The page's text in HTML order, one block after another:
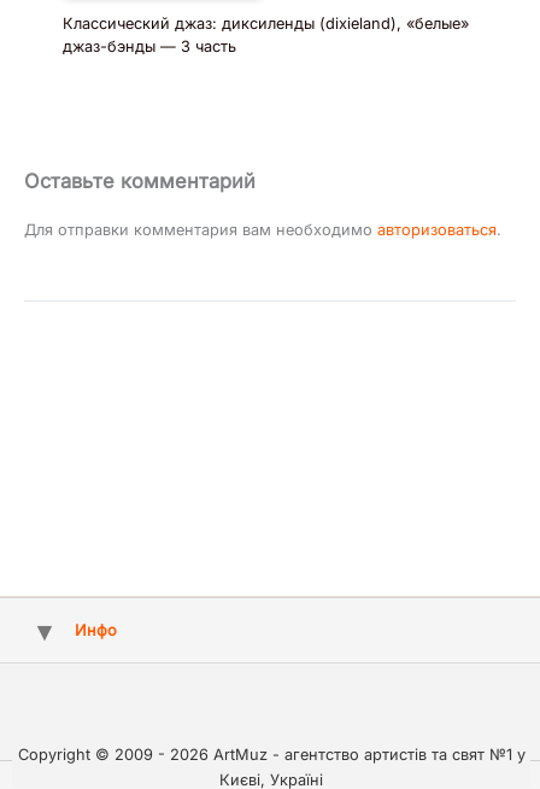
Классический джаз: диксиленды (dixieland), «белые»
джаз-бэнды — 3 часть
Оставьте комментарий
Для отправки комментария вам необходимо авторизоваться.
Инфо
Copyright © 2009 - 2026 ArtMuz - агентство артистів та свят №1 у
Києві, Україні